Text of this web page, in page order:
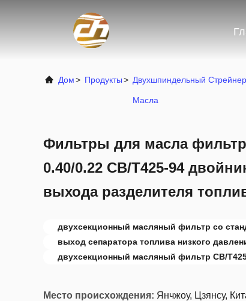
Дом> Продукты> Двухшпиндельный Стрейнер
Масла
Фильтры для масла
0.40/0.22 CB/T425-94
выхода разделителя
двухсекционный масляный фильтр со
выход сепаратора топлива низкого
двухсекционный масляный фильтр CB/
Место происхождения: Янчжоу, Цзянсу,